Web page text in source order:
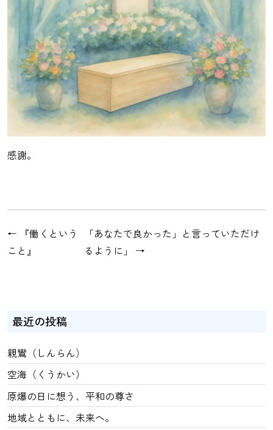
感謝。
←
『働くという
こと』
「あなたで良かった」と言っていただけ
るように」
→
最近の投稿
親鸞（しんらん）
空海（くうかい）
原爆の日に想う、平和の尊さ
地域とともに、未来へ。